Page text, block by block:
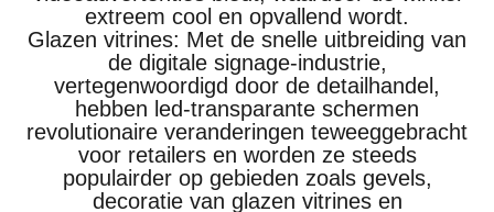
extreem cool en opvallend wordt.
Glazen vitrines: Met de snelle uitbreiding van
de digitale signage-industrie,
vertegenwoordigd door de detailhandel,
hebben led-transparante schermen
revolutionaire veranderingen teweeggebracht
voor retailers en worden ze steeds
populairder op gebieden zoals gevels,
decoratie van glazen vitrines en